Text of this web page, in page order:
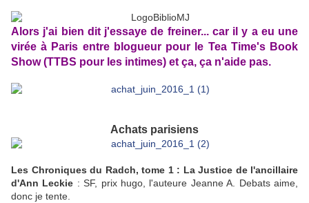
Alors j'ai bien dit j'essaye de freiner... car il y a eu une
virée à Paris entre blogueur pour le Tea Time's Book
Show (TTBS pour les intimes) et ça, ça n'aide pas.
Achats parisiens
Les Chroniques du Radch, tome 1 : La Justice de l'ancillaire
d'Ann Leckie : SF, prix hugo, l'auteure Jeanne A. Debats aime,
donc je tente.